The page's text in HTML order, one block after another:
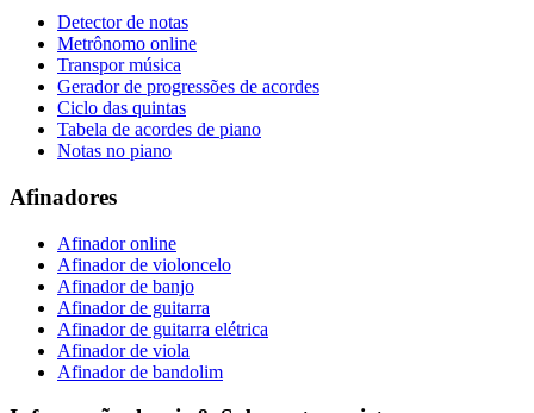
Detector de notas
Metrônomo online
Transpor música
Gerador de progressões de acordes
Ciclo das quintas
Tabela de acordes de piano
Notas no piano
Afinadores
Afinador online
Afinador de violoncelo
Afinador de banjo
Afinador de guitarra
Afinador de guitarra elétrica
Afinador de viola
Afinador de bandolim